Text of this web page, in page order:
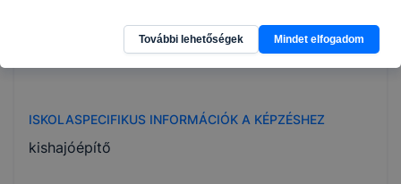
munka- és környezetvédelmi, tűzvédelmi
feladatokat elvégez.
ISKOLASPECIFIKUS INFORMÁCIÓK A KÉPZÉSHEZ
kishajóépítő
További lehetőségek Mindet elfogadom